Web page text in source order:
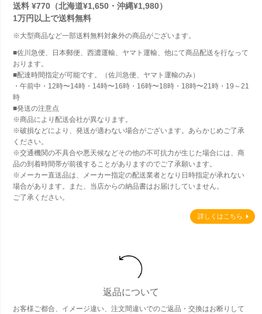
送料 ¥770（北海道¥1,650・沖縄¥1,980）
1万円以上で送料無料
※大型商品など一部送料無料対象外の商品がございます。
■佐川急便、日本郵便、西濃運輸、ヤマト運輸、他にて商品配送を行なって
おります。
■配達時間指定が可能です。（佐川急便、ヤマト運輸のみ）
・午前中・12時〜14時・14時〜16時・16時〜18時・18時〜21時・19～21
時
■発送の注意点
※商品により配送会社が異なります。
※破損などにより、発送が適わない場合がございます。あらかじめご了承
ください。
※交通機関の不具合や悪天候などその他の不可抗力が生じた場合には、商
品の到着時間帯が前後することがありますのでご了承願います。
※メーカー直送品は、メーカー指定の配送業者となり日時指定が承れない
場合があります。また、当店からの納品書はお届けしていません。
ご了承ください。
詳しくはこちら
返品について
お客様ご都合、イメージ違い、注文間違いでのご返品・交換はお断りして